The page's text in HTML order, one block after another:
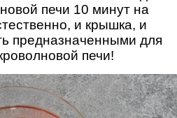
печи 10 минут на
и крышка, и
предназначенными для
печи!